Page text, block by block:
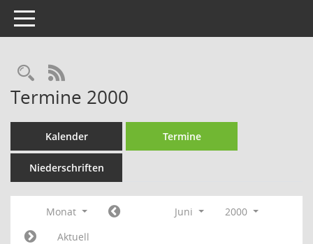
Toggle navigation
Rechercheauswahl
RSS-Feed
Termine 2000
Kalender Termine
Niederschriften
Monat Juni
2000
Aktuell